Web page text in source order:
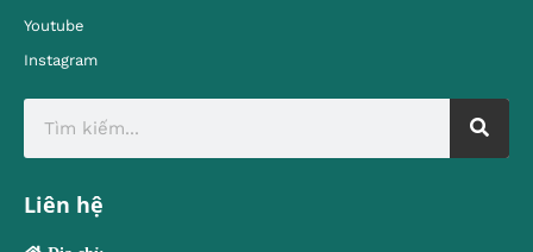
Youtube
Instagram
Liên hệ